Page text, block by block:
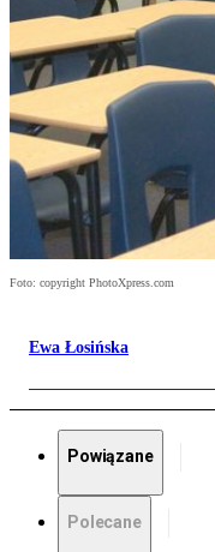
Foto: copyright PhotoXpress.com
Ewa Łosińska
Powiązane
Polecane